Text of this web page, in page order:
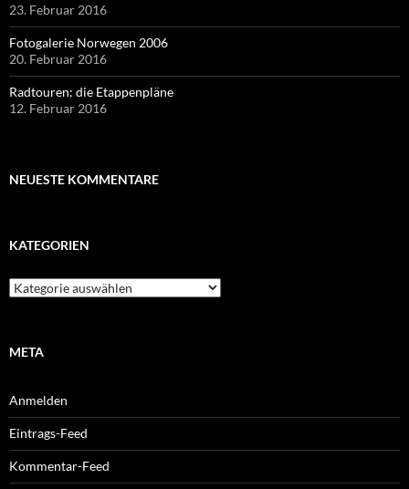
23. Februar 2016
Fotogalerie Norwegen 2006
20. Februar 2016
Radtouren: die Etappenpläne
12. Februar 2016
NEUESTE KOMMENTARE
KATEGORIEN
Kategorien
META
Anmelden
Eintrags-Feed
Kommentar-Feed